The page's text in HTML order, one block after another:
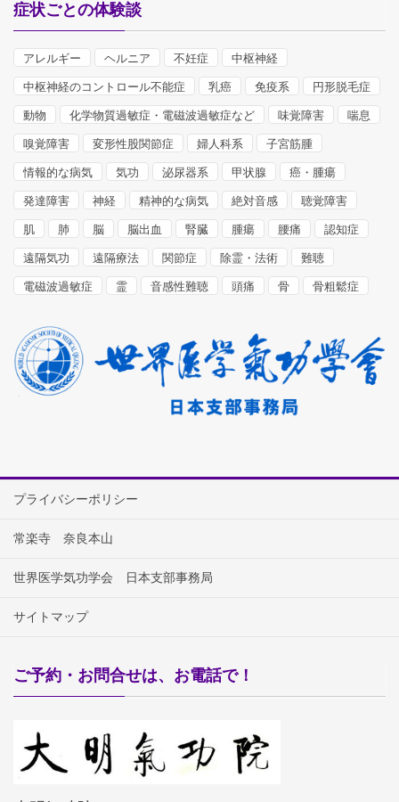
症状ごとの体験談
アレルギー ヘルニア 不妊症 中枢神経
中枢神経のコントロール不能症 乳癌 免疫系 円形脱毛症
動物 化学物質過敏症・電磁波過敏症など 味覚障害 喘息
嗅覚障害 変形性股関節症 婦人科系 子宮筋腫
情報的な病気 気功 泌尿器系 甲状腺 癌・腫瘍
発達障害 神経 精神的な病気 絶対音感 聴覚障害
肌 肺 脳 脳出血 腎臓 腫瘍 腰痛 認知症
遠隔気功 遠隔療法 関節症 除霊・法術 難聴
電磁波過敏症 霊 音感性難聴 頭痛 骨 骨粗鬆症
プライバシーポリシー
常楽寺 奈良本山
世界医学気功学会 日本支部事務局
サイトマップ
ご予約・お問合せは、お電話で！